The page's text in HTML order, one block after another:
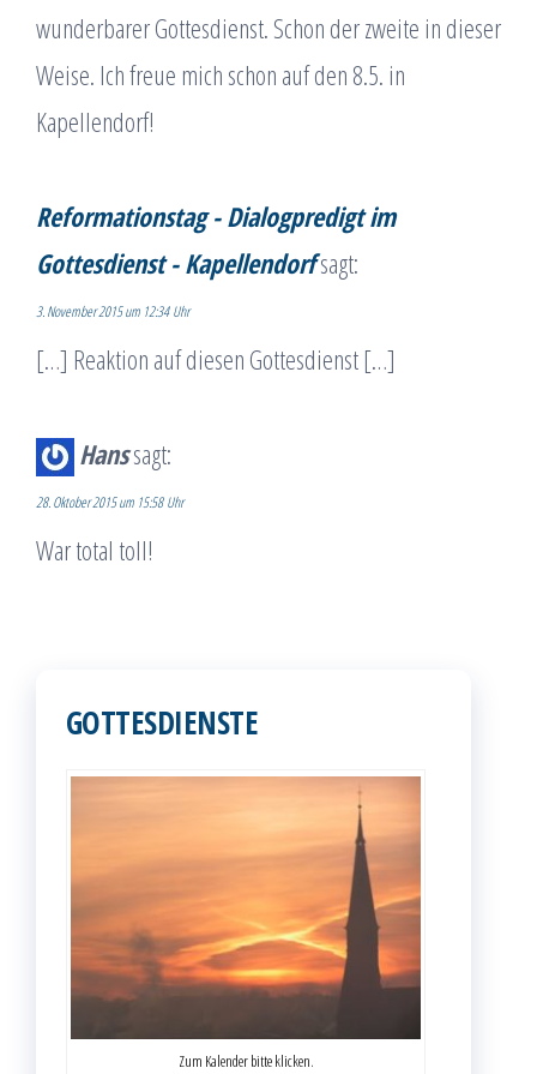
wunderbarer Gottesdienst. Schon der zweite in dieser
Weise. Ich freue mich schon auf den 8.5. in
Kapellendorf!
Reformationstag - Dialogpredigt im
Gottesdienst - Kapellendorfsagt:
3. November 2015 um 12:34 Uhr
[…] Reaktion auf diesen Gottesdienst […]
Hanssagt:
28. Oktober 2015 um 15:58 Uhr
War total toll!
GOTTESDIENSTE
Zum Kalender bitte klicken.